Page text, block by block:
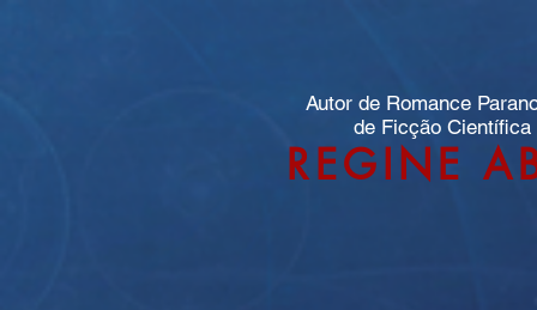
Autor de Romance
de Ficção Científica
REGINE